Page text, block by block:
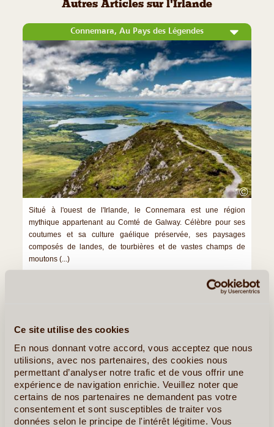
Ce site utilise des cookies
En nous donnant votre accord, vous acceptez que nous
utilisions, avec nos partenaires, des cookies nous
permettant d’analyser notre trafic et de vous offrir une
expérience de navigation enrichie. Veuillez noter que
certains de nos partenaires ne demandent pas votre
consentement et sont susceptibles de traiter vos
données selon le principe de l'intérêt légitime. Vous
Autres Articles sur l'Irlande
Connemara, Au Pays des Légendes
©
Situé à l'ouest de l'Irlande, le Connemara est une région
mythique appartenant au Comté de Galway. Célèbre pour ses
coutumes et sa culture gaélique préservée, ses paysages
composés de landes, de tourbières et de vastes champs de
moutons (...)
Le Comté de Cork
Cork, l’Irlande par le sud
Tous les Articles sur l'Irlande»
Quelques Idées de Voyages en Irlande